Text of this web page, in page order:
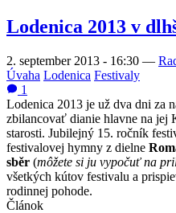
Lodenica 2013 v
2. september 2013 - 16:30 —
Úvaha Lodenica Festivaly
1
Lodenica 2013 je už dva dni za
zbilancovať dianie hlavne na jej
starosti. Jubilejný 15. ročník
festivalovej hymny z dielne
sběr (môžete si ju vypočuť na
všetkých kútov festivalu a
rodinnej pohode.
Článok